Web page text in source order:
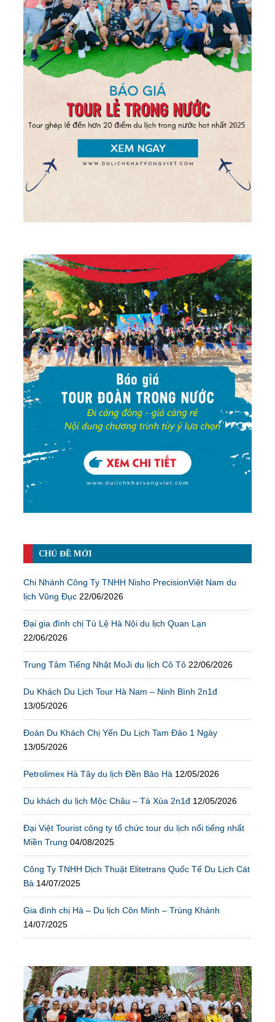
CHỦ ĐỀ MỚI
Chi Nhánh Công Ty TNHH Nisho PrecisionViệt Nam du
lịch Vũng Đục 22/06/2026
Đại gia đình chị Tú Lệ Hà Nội du lịch Quan Lạn
22/06/2026
Trung Tâm Tiếng Nhật MoJi du lịch Cô Tô 22/06/2026
Du Khách Du Lịch Tour Hà Nam – Ninh Bình 2n1đ
13/05/2026
Đoàn Du Khách Chị Yến Du Lịch Tam Đảo 1 Ngày
13/05/2026
Petrolimex Hà Tây du lịch Đền Bảo Hà 12/05/2026
Du khách du lịch Mộc Châu – Tà Xùa 2n1đ 12/05/2026
Đại Việt Tourist công ty tổ chức tour du lịch nổi tiếng nhất
Miền Trung 04/08/2025
Công Ty TNHH Dịch Thuật Elitetrans Quốc Tế Du Lịch Cát
Bà 14/07/2025
Gia đình chị Hà – Du lịch Côn Minh – Trùng Khánh
14/07/2025